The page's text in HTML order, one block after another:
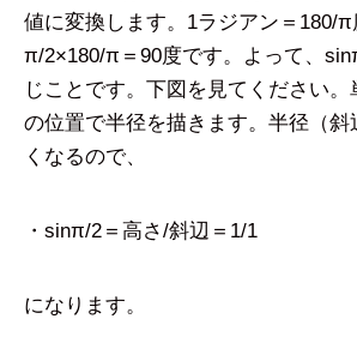
値に変換します。1ラジアン＝180/π
π/2×180/π＝90度です。よって、
じことです。下図を見てください。
の位置で半径を描きます。半径（斜
くなるので、
・sinπ/2＝高さ/斜辺＝1/1
になります。